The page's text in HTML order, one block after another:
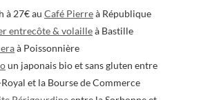
à 27€ au Café Pierreà République
entrecôte & volailleà Bastille
à Poissonnière
un japonais bio et sans gluten entre
et la Bourse de Commerce